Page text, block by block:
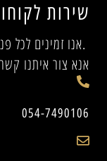
שירות
אנו זמינים לכל פניה.
אנא צור איתנו
054-7490106